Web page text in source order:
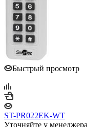
Быстрый просмотр
ST-PR022EK-WT
Уточняйте у менеджера